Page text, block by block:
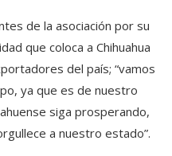
de la asociación por su
que coloca a Chihuahua
del país; “vamos
ya que es de nuestro
siga prosperando,
a nuestro estado”.